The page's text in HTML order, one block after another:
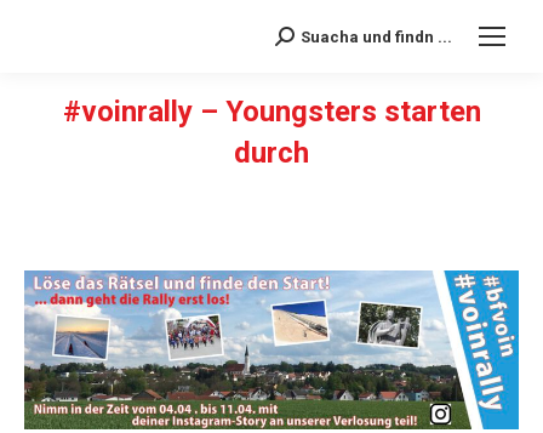
Search:Suacha und findn ...
#voinrally – Youngsters starten
durch